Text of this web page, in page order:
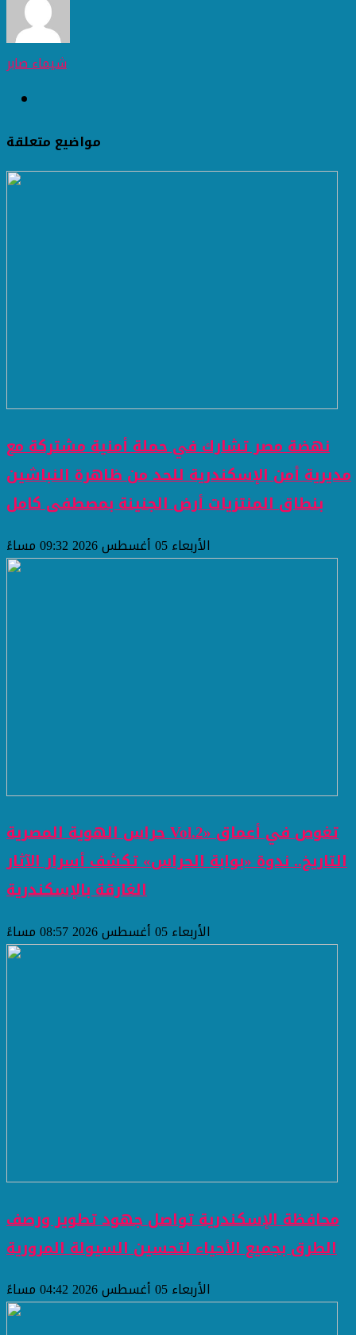
شيماء صابر
مواضيع متعلقة
نهضة مصر تشارك في حملة أمنية مشتركة مع
مديرية أمن الإسكندرية للحد من ظاهرة النباشين
بنطاق المنتزيات أرض الجنينة بمصطفى كامل
الأربعاء 05 أغسطس 2026 09:32 مساءً
حراس الهوية المصرية Vol.2» تغوص في أعماق
التاريخ.. ندوة «بوابة الحراس» تكشف أسرار الآثار
الغارقة بالإسكندرية
الأربعاء 05 أغسطس 2026 08:57 مساءً
محافظة الإسكندرية تواصل جهود تطوير ورصف
الطرق بجميع الأحياء لتحسين السيولة المرورية
الأربعاء 05 أغسطس 2026 04:42 مساءً